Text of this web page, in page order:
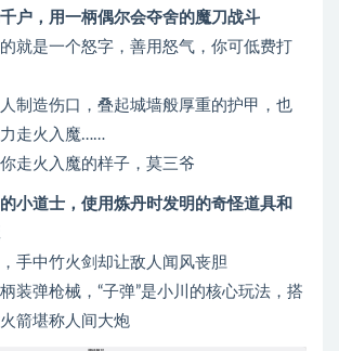
户，用一柄偶尔会夺舍的魔刀战斗
就是一个怒字，善用怒气，你可低费打
制造伤口，叠起城墙般厚重的护甲，也
走火入魔……
走火入魔的样子，莫三爷
小道士，使用炼丹时发明的奇怪道具和
手中竹火剑却让敌人闻风丧胆
装弹枪械，“子弹”是小川的核心玩法，搭
箭堪称人间大炮